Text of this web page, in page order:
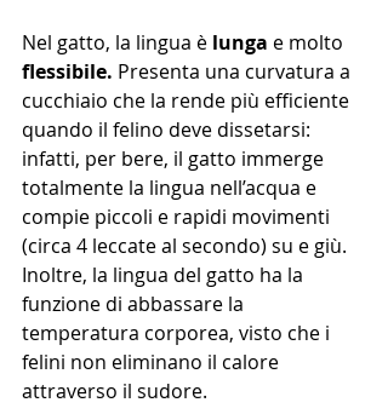
Nel gatto, la lingua è lunga e molto
flessibile. Presenta una curvatura a
cucchiaio che la rende più efficiente
quando il felino deve dissetarsi:
infatti, per bere, il gatto immerge
totalmente la lingua nell’acqua e
compie piccoli e rapidi movimenti
(circa 4 leccate al secondo) su e giù.
Inoltre, la lingua del gatto ha la
funzione di abbassare la
temperatura corporea, visto che i
felini non eliminano il calore
attraverso il sudore.